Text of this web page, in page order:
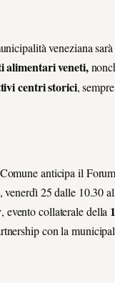
veneziana
alimentari veneti,
centri storici,
anticipa il
venerdì 25 dalle 10.30
, evento collaterale della
con la